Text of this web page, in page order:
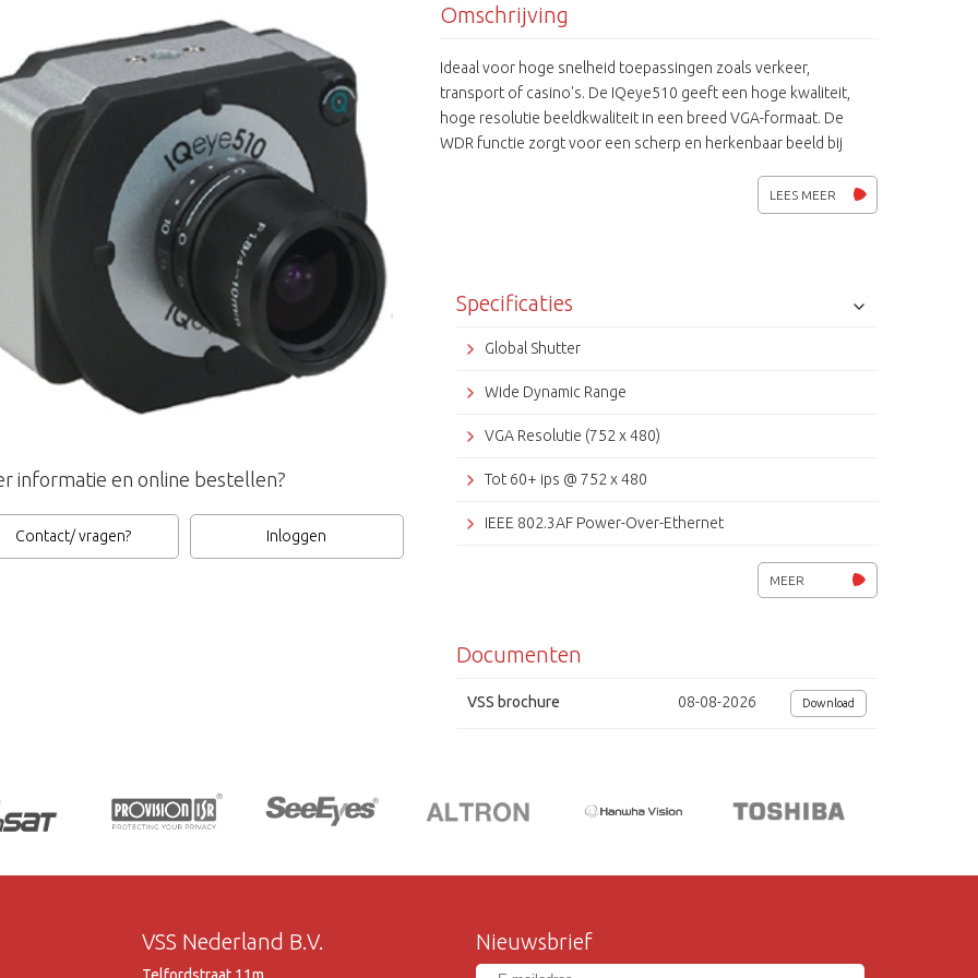
informatie en online bestellen?
Contact/ vragen? Inloggen
Omschrijving
Ideaal voor hoge snelheid toepassingen zoals verkeer,
transport of casino's. De IQeye510 geeft een hoge kwaliteit,
hoge resolutie beeldkwaliteit in een breed VGA-formaat. De
WDR functie zorgt voor een scherp en herkenbaar beeld bij
LEES MEER
Specificaties
Global Shutter
Wide Dynamic Range
VGA Resolutie (752 x 480)
Tot 60+ ips @ 752 x 480
IEEE 802.3AF Power-Over-Ethernet
Multi-zone bewegings detectie
Digital Image Cropping
Zelf te selecteren beelduitsnede
MEER
Documenten
VSS brochure 08-08-2026 Download
VSS Nederland B.V. Nieuwsbrief